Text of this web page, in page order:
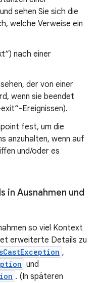
sehen Sie sich die
welche Verweise ein
nach einer
der von einer
wenn sie beendet
Ereignissen).
fest, um die
anzuhalten, wenn auf
und/oder es
in Ausnahmen und
so viel Kontext
erweiterte Details zu
,
und
. (In späteren